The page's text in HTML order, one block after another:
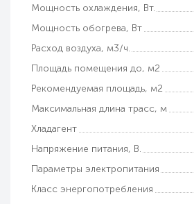
Мощность охлаждения, Вт.
Мощность обогрева, Вт
Расход воздуха, м3/ч.
Площадь помещения до, м2
Рекомендуемая площадь, м2
Максимальная длина трасс, м
Хладагент
Напряжение питания, В.
Параметры электропитания
Класс энергопотребления